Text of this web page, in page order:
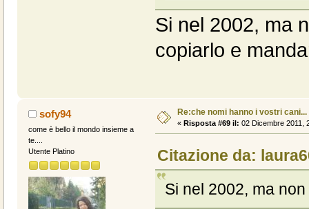
Si nel 2002, ma
copiarlo e
sofy94
come è bello il mondo insieme a
te....
Utente Platino
Re:che nomi hanno i vostri cani...
« Risposta #69 il: 02 Dicembre 2011,
Citazione da:
Si nel 2002, ma